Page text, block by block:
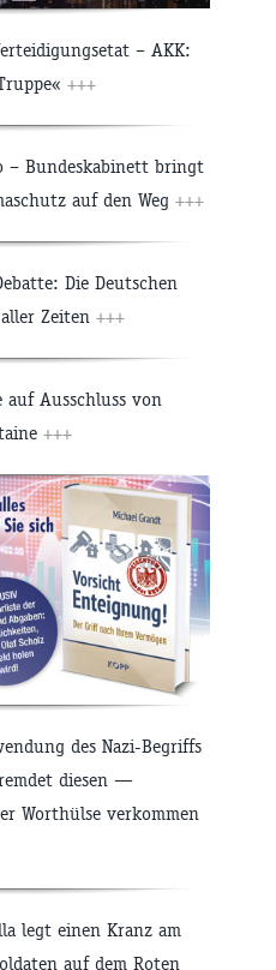
– AKK:
+++
– Bundeskabinett bringt
auf den Weg +++
Die Deutschen
Zeiten +++
auf Ausschluss von
+++
des Nazi-Begriffs
diesen —
Worthülse verkommen
legt einen Kranz am
auf dem Roten